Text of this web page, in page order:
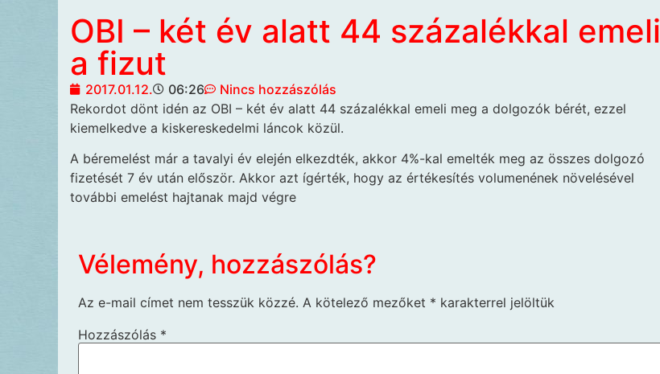
OBI – két év alatt 44 százalékkal emeli
a fizut
2017.01.12. 06:26
Nincs hozzászólás
Rekordot dönt idén az OBI – két év alatt 44 százalékkal emeli meg a dolgozók bérét, ezzel
kiemelkedve a kiskereskedelmi láncok közül.
A béremelést már a tavalyi év elején elkezdték, akkor 4%-kal emelték meg az összes dolgozó
fizetését 7 év után először. Akkor azt ígérték, hogy az értékesítés volumenének növelésével
további emelést hajtanak majd végre
Vélemény, hozzászólás?
Az e-mail címet nem tesszük közzé. A kötelező mezőket * karakterrel jelöltük
Hozzászólás *